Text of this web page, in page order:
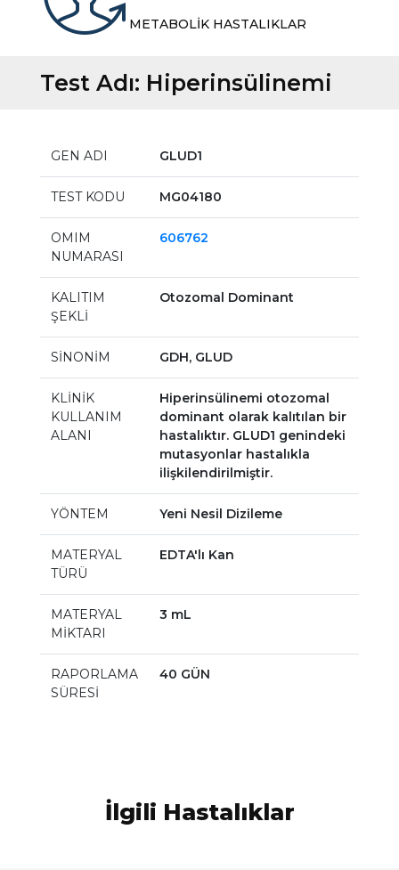
METABOLİK HASTALIKLAR
Test Adı: Hiperinsülinemi
GEN ADI GLUD1
TEST KODU MG04180
OMIM
NUMARASI
606762
KALITIM
ŞEKLİ
Otozomal Dominant
SİNONİM GDH, GLUD
KLİNİK
KULLANIM
ALANI
Hiperinsülinemi otozomal
dominant olarak kalıtılan bir
hastalıktır. GLUD1 genindeki
mutasyonlar hastalıkla
ilişkilendirilmiştir.
YÖNTEM Yeni Nesil Dizileme
MATERYAL
TÜRÜ
EDTA'lı Kan
MATERYAL
MİKTARI
3 mL
RAPORLAMA
SÜRESİ
40 GÜN
İlgili Hastalıklar